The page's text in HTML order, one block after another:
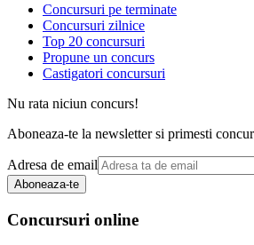
Concursuri pe terminate
Concursuri zilnice
Top 20 concursuri
Propune un concurs
Castigatori concursuri
Nu rata niciun concurs!
Aboneaza-te la newsletter si primesti
Adresa de email
Aboneaza-te
Concursuri online